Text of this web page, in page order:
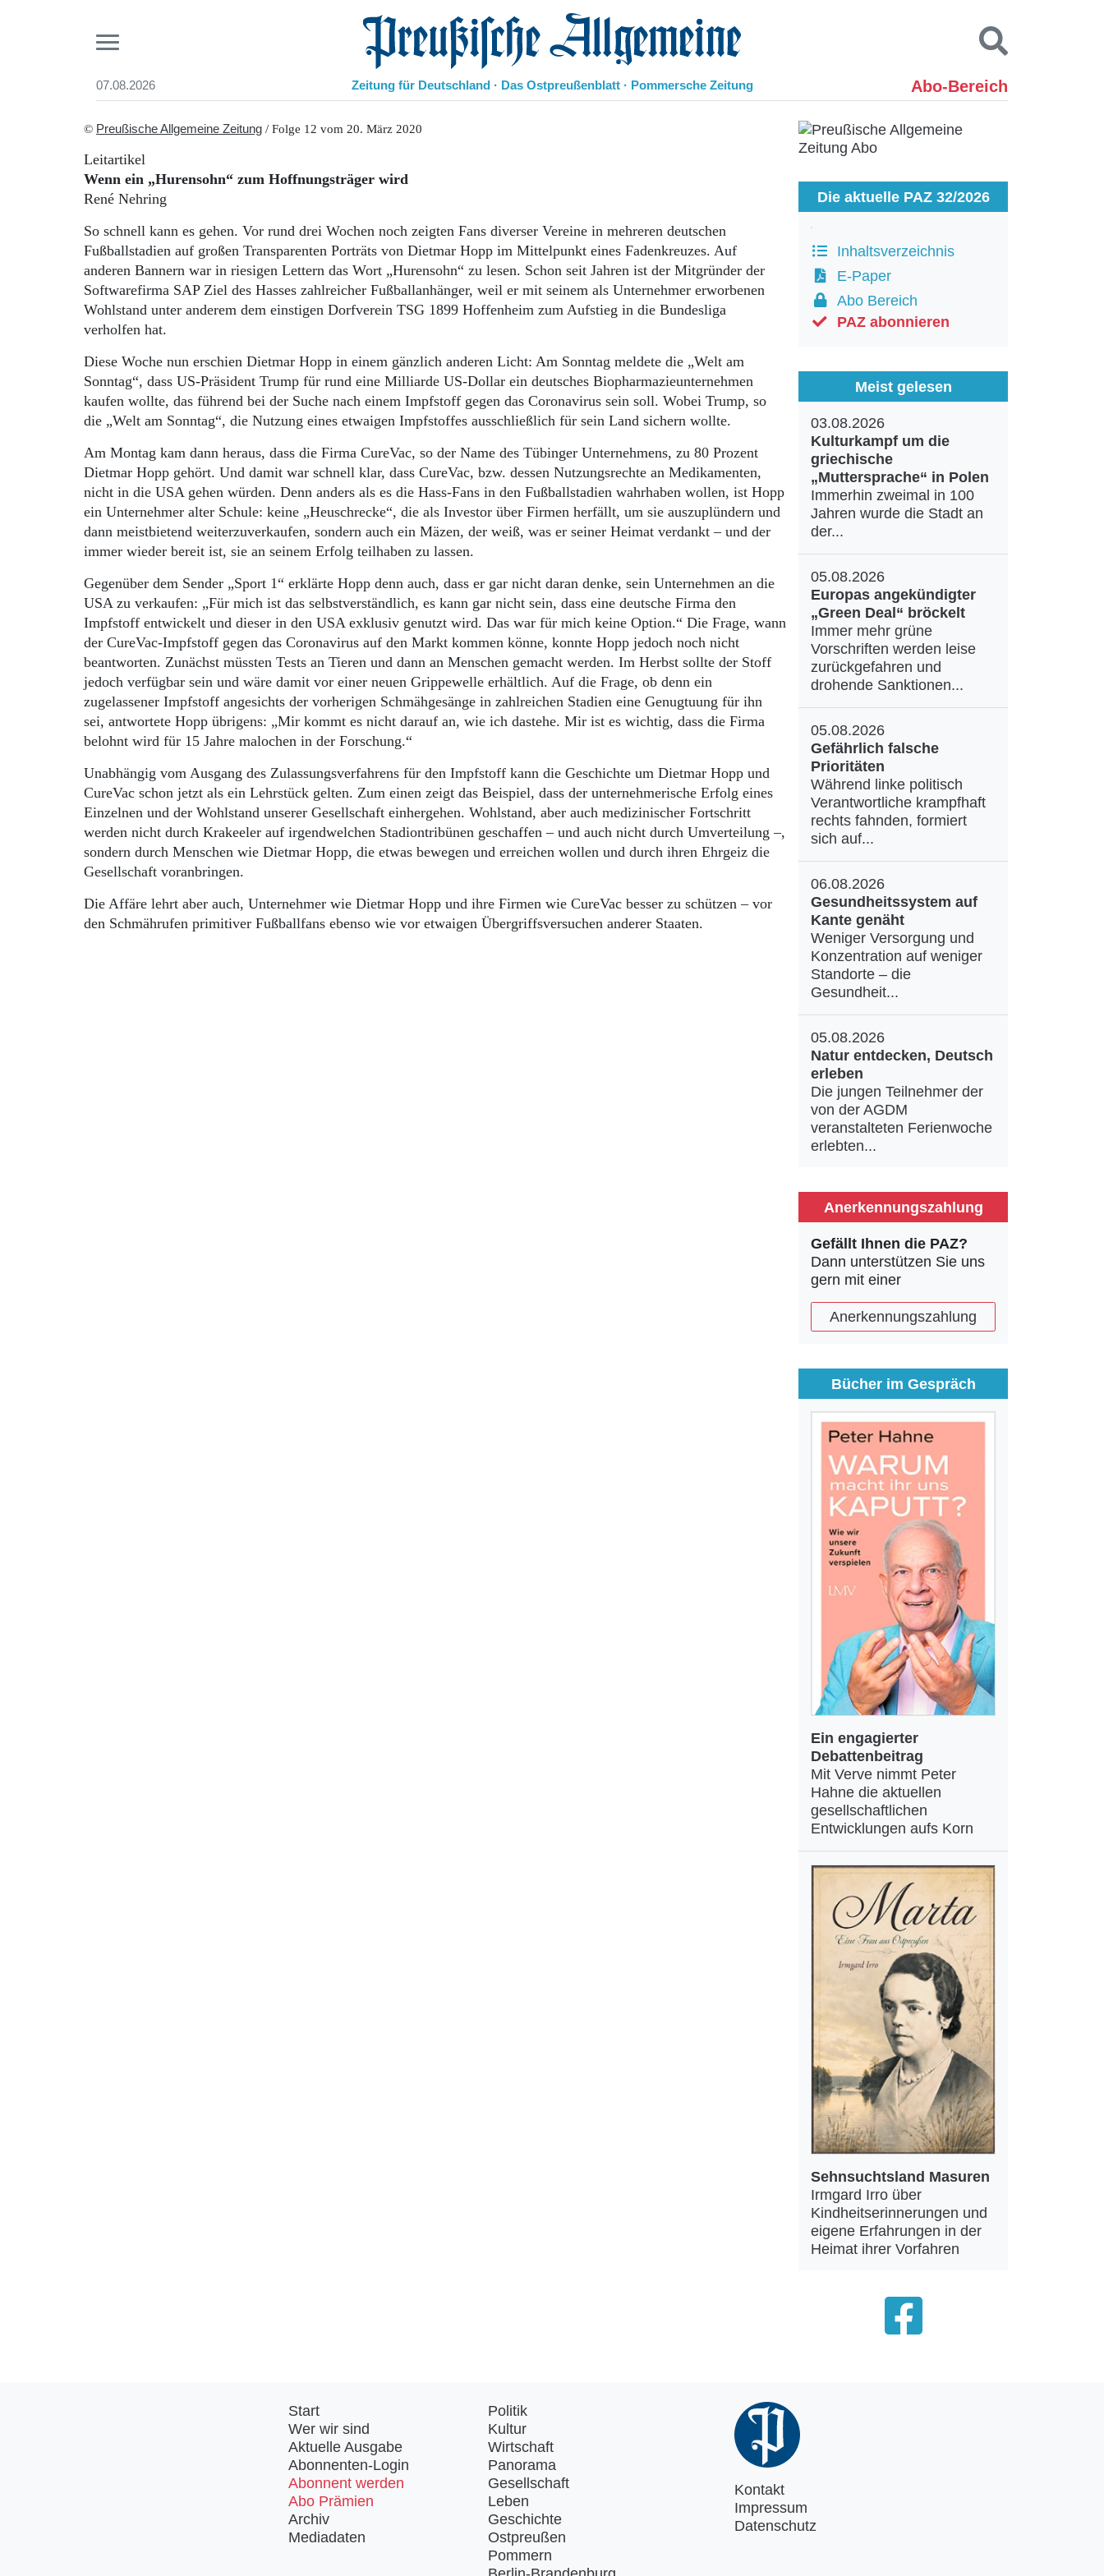
07.08.2026 Preußische Allgemeine Zeitung
Zeitung für Deutschland · Das Ostpreußenblatt · Pommersche Zeitung Abo-Bereich
Start
Aktuelle Ausgabe
Abonnenten-Login
Abonnent werden
Archiv
Mediadaten
Geschichte
Ostpreußen
Pommern
Berlin-Brandenburg
Schlesien
Kontakt
Suchen und finden
© Preußische Allgemeine Zeitung / Folge 12 vom 20. März 2020
Leitartikel
Wenn ein „Hurensohn“ zum Hoffnungsträger wird
René Nehring
So schnell kann es gehen. Vor rund drei Wochen noch zeigten Fans diverser Vereine in mehreren deutschen
Fußballstadien auf großen Transparenten Porträts von Dietmar Hopp im Mittelpunkt eines Fadenkreuzes. Auf
anderen Bannern war in riesigen Lettern das Wort „Hurensohn“ zu lesen. Schon seit Jahren ist der Mitgründer der
Softwarefirma SAP Ziel des Hasses zahlreicher Fußballanhänger, weil er mit seinem als Unternehmer erworbenen
Wohlstand unter anderem dem einstigen Dorfverein TSG 1899 Hoffenheim zum Aufstieg in die Bundesliga
verholfen hat.
Diese Woche nun erschien Dietmar Hopp in einem gänzlich anderen Licht: Am Sonntag meldete die „Welt am
Sonntag“, dass US-Präsident Trump für rund eine Milliarde US-Dollar ein deutsches Biopharmazieunternehmen
kaufen wollte, das führend bei der Suche nach einem Impfstoff gegen das Coronavirus sein soll. Wobei Trump, so
die „Welt am Sonntag“, die Nutzung eines etwaigen Impfstoffes ausschließlich für sein Land sichern wollte.
Am Montag kam dann heraus, dass die Firma CureVac, so der Name des Tübinger Unternehmens, zu 80 Prozent
Dietmar Hopp gehört. Und damit war schnell klar, dass CureVac, bzw. dessen Nutzungsrechte an Medikamenten,
nicht in die USA gehen würden. Denn anders als es die Hass-Fans in den Fußballstadien wahrhaben wollen, ist Hopp
ein Unternehmer alter Schule: keine „Heuschrecke“, die als Investor über Firmen herfällt, um sie auszuplündern und
dann meistbietend weiterzuverkaufen, sondern auch ein Mäzen, der weiß, was er seiner Heimat verdankt – und der
immer wieder bereit ist, sie an seinem Erfolg teilhaben zu lassen.
Gegenüber dem Sender „Sport 1“ erklärte Hopp denn auch, dass er gar nicht daran denke, sein Unternehmen an die
USA zu verkaufen: „Für mich ist das selbstverständlich, es kann gar nicht sein, dass eine deutsche Firma den
Impfstoff entwickelt und dieser in den USA exklusiv genutzt wird. Das war für mich keine Option.“ Die Frage, wann
der CureVac-Impfstoff gegen das Coronavirus auf den Markt kommen könne, konnte Hopp jedoch noch nicht
beantworten. Zunächst müssten Tests an Tieren und dann an Menschen gemacht werden. Im Herbst sollte der Stoff
jedoch verfügbar sein und wäre damit vor einer neuen Grippewelle erhältlich. Auf die Frage, ob denn ein
zugelassener Impfstoff angesichts der vorherigen Schmähgesänge in zahlreichen Stadien eine Genugtuung für ihn
sei, antwortete Hopp übrigens: „Mir kommt es nicht darauf an, wie ich dastehe. Mir ist es wichtig, dass die Firma
belohnt wird für 15 Jahre malochen in der Forschung.“
Unabhängig vom Ausgang des Zulassungsverfahrens für den Impfstoff kann die Geschichte um Dietmar Hopp und
CureVac schon jetzt als ein Lehrstück gelten. Zum einen zeigt das Beispiel, dass der unternehmerische Erfolg eines
Einzelnen und der Wohlstand unserer Gesellschaft einhergehen. Wohlstand, aber auch medizinischer Fortschritt
werden nicht durch Krakeeler auf irgendwelchen Stadiontribünen geschaffen – und auch nicht durch Umverteilung –,
sondern durch Menschen wie Dietmar Hopp, die etwas bewegen und erreichen wollen und durch ihren Ehrgeiz die
Gesellschaft voranbringen.
Die Affäre lehrt aber auch, Unternehmer wie Dietmar Hopp und ihre Firmen wie CureVac besser zu schützen – vor
den Schmährufen primitiver Fußballfans ebenso wie vor etwaigen Übergriffsversuchen anderer Staaten.
Die aktuelle PAZ 32/2026
Inhaltsverzeichnis
E-Paper
Abo Bereich
PAZ abonnieren
Meist gelesen
03.08.2026
Kulturkampf um die
griechische
„Muttersprache“ in Polen
Immerhin zweimal in 100
Jahren wurde die Stadt an
der...
05.08.2026
Europas angekündigter
„Green Deal“ bröckelt
Immer mehr grüne
Vorschriften werden leise
zurückgefahren und
drohende Sanktionen...
05.08.2026
Gefährlich falsche
Prioritäten
Während linke politisch
Verantwortliche krampfhaft
rechts fahnden, formiert
sich auf...
06.08.2026
Gesundheitssystem auf
Kante genäht
Weniger Versorgung und
Konzentration auf weniger
Standorte – die
Gesundheit...
05.08.2026
Natur entdecken, Deutsch
erleben
Die jungen Teilnehmer der
von der AGDM
veranstalteten Ferienwoche
erlebten...
Anerkennungszahlung
Gefällt Ihnen die PAZ?
Dann unterstützen Sie uns
gern mit einer
Anerkennungszahlung
Bücher im Gespräch
Ein engagierter
Debattenbeitrag
Mit Verve nimmt Peter
Hahne die aktuellen
gesellschaftlichen
Entwicklungen aufs Korn
Sehnsuchtsland Masuren
Irmgard Irro über
Kindheitserinnerungen und
eigene Erfahrungen in der
Heimat ihrer Vorfahren
Start
Wer wir sind
Aktuelle Ausgabe
Abonnenten-Login
Abonnent werden
Abo Prämien
Archiv
Mediadaten
Politik
Kultur
Wirtschaft
Panorama
Gesellschaft
Leben
Geschichte
Ostpreußen
Pommern
Kontakt
Impressum
Datenschutz